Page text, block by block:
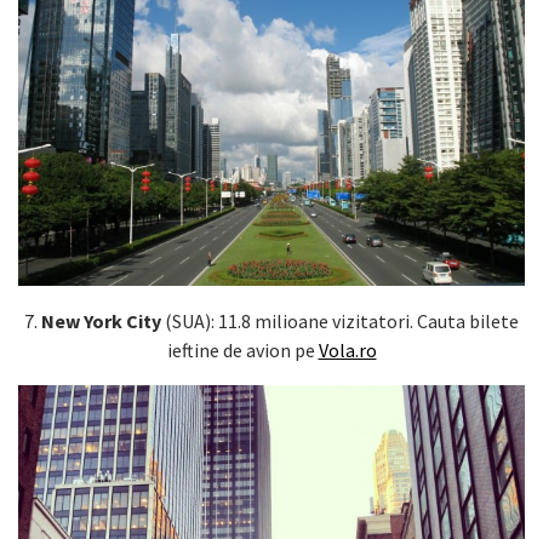
7. New York City (SUA): 11.8 milioane vizitatori. Cauta bilete
ieftine de avion pe Vola.ro